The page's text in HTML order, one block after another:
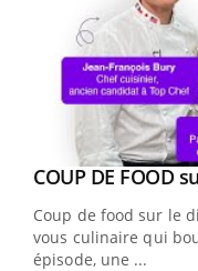
Youtube
COUP DE FOOD
Coup de food sur le
vous culinaire qui
épisode, une ...